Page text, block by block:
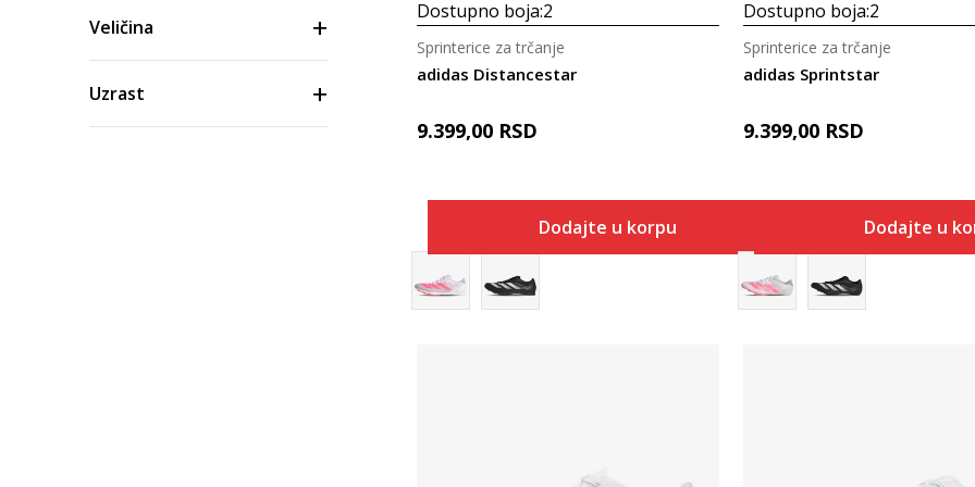
Veličina
Uzrast
Dostupno boja:2
adidas Distancestar
Sprinterice za trčanje
9.399,00 RSD
Dodajte u korpu
Dostupno boja:2
adidas Sprintstar
Sprinterice za trčanje
9.399,00 RSD
Dodajte u